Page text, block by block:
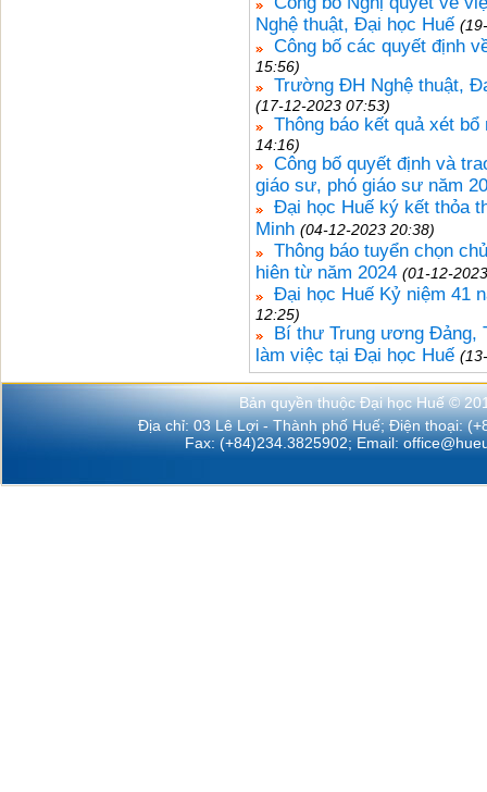
Nghệ thuật, Đại học Huế
Công bố các quyết định
15:56)
Trường ĐH Nghệ thuật,
(17-12-2023 07:53)
Thông báo kết quả xét
14:16)
Công bố quyết định và
giáo sư, phó giáo sư năm
Đại học Huế ký kết thỏa
Minh (04-12-2023 20:38)
Thông báo tuyển chọn
hiên từ năm 2024 (01-12-
Đại học Huế Kỷ niệm 41
12:25)
Bí thư Trung ương Đảng,
làm việc tại Đại học Huế
Bản quyền thuộc Đại học Huế ©
Địa chỉ: 03 Lê Lợi - Thành phố Huế; Điện thoại:
Fax: (+84)234.3825902; Email: